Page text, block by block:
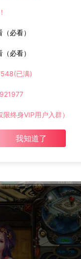
必看）
必看）
已满)
终身VIP用户入群）
我知道了